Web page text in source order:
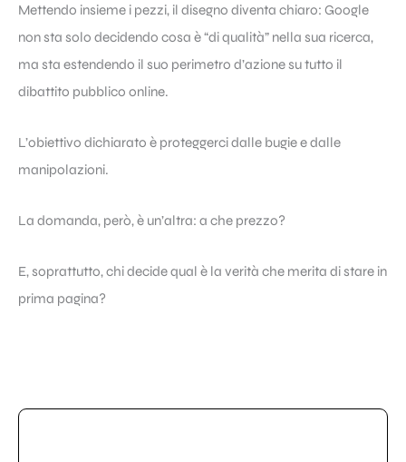
Mettendo insieme i pezzi, il disegno diventa chiaro: Google
non sta solo decidendo cosa è “di qualità” nella sua ricerca,
ma sta estendendo il suo perimetro d’azione su tutto il
dibattito pubblico online.
L’obiettivo dichiarato è proteggerci dalle bugie e dalle
manipolazioni.
La domanda, però, è un’altra: a che prezzo?
E, soprattutto, chi decide qual è la verità che merita di stare in
prima pagina?